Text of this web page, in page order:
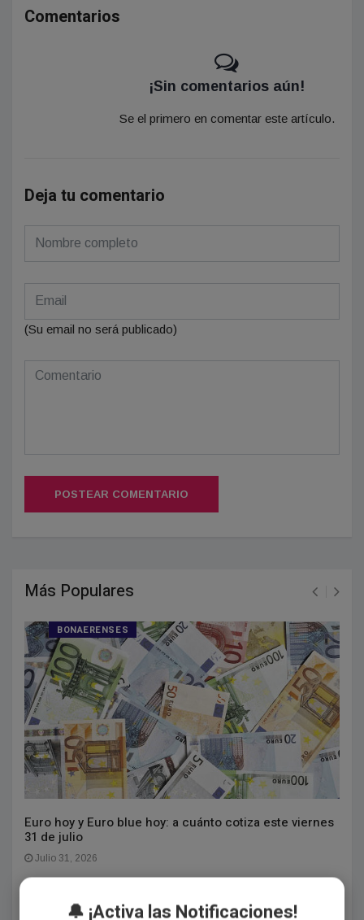
Comentarios
¡Sin comentarios aún!
Se el primero en comentar este artículo.
Deja tu comentario
(Su email no será publicado)
POSTEAR COMENTARIO
Más Populares
BONAERENSES
Euro hoy y Euro blue hoy: a cuánto cotiza este viernes
31 de julio
Julio 31, 2026
🔔 ¡Activa las Notificaciones!